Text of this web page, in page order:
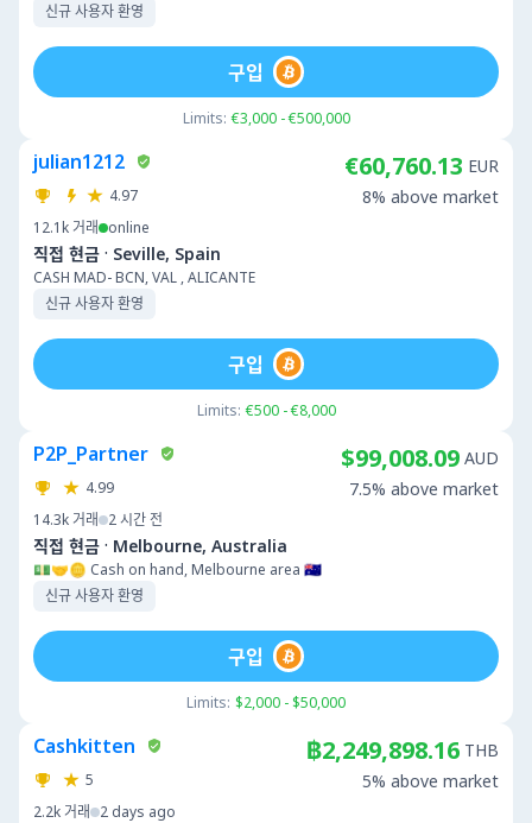
신규 사용자 환영
Limits: €3,000 - €500,000
구입
julian1212
4.97
12.1k 거래 online
직접 현금 · Seville, Spain
CASH MAD- BCN, VAL , ALICANTE
신규 사용자 환영
€60,760.13 EUR
8% above market
Limits: €500 - €8,000
구입
P2P_Partner
4.99
14.3k 거래 2 시간 전
직접 현금 · Melbourne, Australia
💵🤝🪙 Cash on hand, Melbourne area 🇦🇺
신규 사용자 환영
$99,008.09 AUD
7.5% above market
Limits: $2,000 - $50,000
구입
Cashkitten
5
2.2k 거래 2 days ago
฿2,249,898.16 THB
5% above market